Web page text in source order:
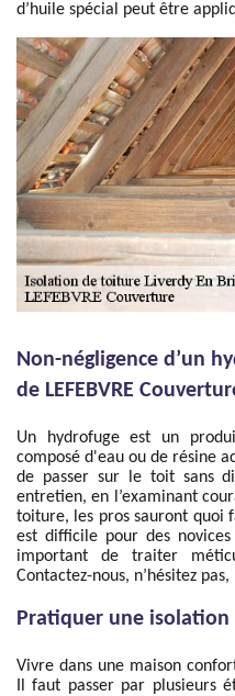
d’huile spécial peut être
Non-négligence d’un
de LEFEBVRE
Un hydrofuge est un
composé d'eau ou de résine
de passer sur le toit sans
entretien, en l’examinant
toiture, les pros sauront quoi
est difficile pour des
important de traiter
Contactez-nous, n’hésitez
Pratiquer une isolation
Vivre dans une maison
Il faut passer par plusieurs